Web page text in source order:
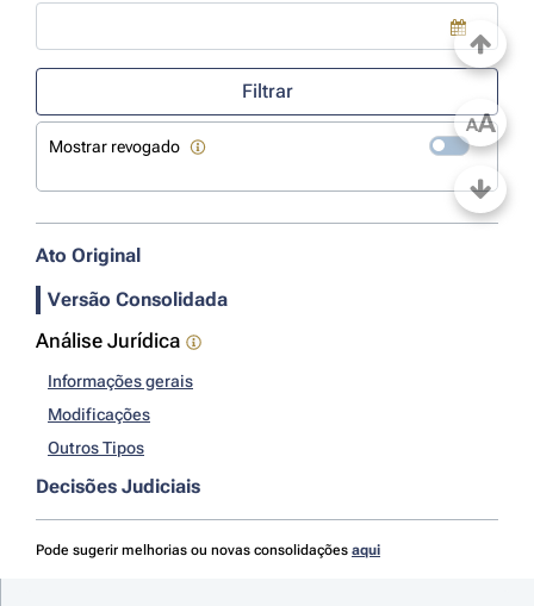
Use a tecla de seta para baixo para abrir o calendário; Use as
Filtrar
Mostrar revogado
Ato Original
Versão Consolidada
Análise Jurídica
Informações gerais
Modificações
Outros Tipos
Decisões Judiciais
Pode sugerir melhorias ou novas consolidações aqui
AA